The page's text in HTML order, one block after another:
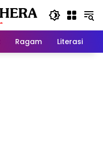
Ragam Literasi